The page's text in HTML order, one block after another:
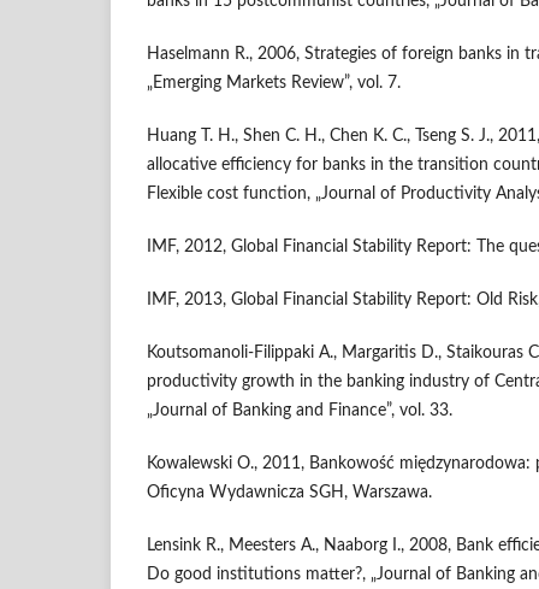
Haselmann R., 2006, Strategies of foreign banks in
„Emerging Markets Review”, vol. 7.
Huang T. H., Shen C. H., Chen K. C., Tseng S. J.,
allocative efficiency for banks in the transition
Flexible cost function, „Journal of Productivity
IMF, 2012, Global Financial Stability Report: The
IMF, 2013, Global Financial Stability Report: Old
Koutsomanoli-Filippaki A., Margaritis D., Staikouras
productivity growth in the banking industry of
„Journal of Banking and Finance”, vol. 33.
Kowalewski O., 2011, Bankowość międzynarodowa:
Oficyna Wydawnicza SGH, Warszawa.
Lensink R., Meesters A., Naaborg I., 2008, Bank
Do good institutions matter?, „Journal of Banking